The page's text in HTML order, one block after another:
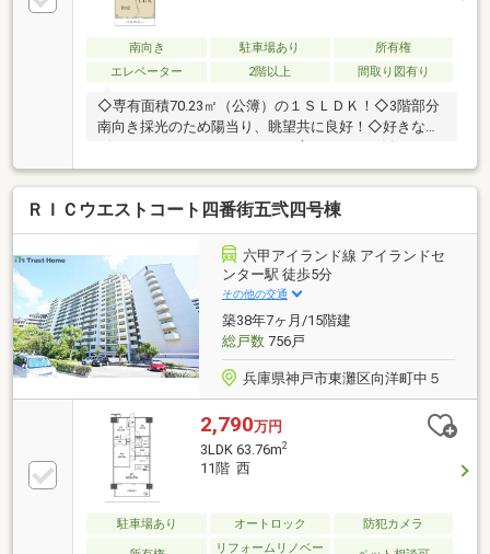
南向き 駐車場あり
所有権
エレベーター
2階以上 間取り図有り
◇専有面積70.23㎡（公簿）の１ＳＬＤＫ！◇3階部分
南向き採光のため陽当り、眺望共に良好！◇好きなデ
ザインでリフォームをされたい方にとてもお勧めで
す！◇阪急神戸線御影駅 徒歩10分◇東海道本線住吉駅
徒歩16分※リフォーム費用は買主負担となります。
ＲＩＣウエストコート四番街五弐四号棟
六甲アイランド線 アイランドセ
ンター駅 徒歩5分
その他の交通
築38年7ヶ月/15階建
総戸数756戸
兵庫県神戸市東灘区向洋町中５
2,790万円
3LDK 63.76m2
11階 西
駐車場あり オートロック 防犯カメラ
リフォームリノベー